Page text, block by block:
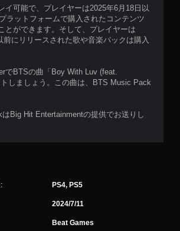
イ可能で、プレイヤーは2025年6月18日以
ラットフォームで購入されたコンテンツ
とができます。そして、プレイヤーは
前にリリースされた歌や音楽パックは購入
でBTSの曲「Boy With Luv (feat.
しましょう。この曲は、BTS Music Pack
Big Hit Entertainmentの提供でお送りし
PS4, PS5
2024/7/11
Beat Games